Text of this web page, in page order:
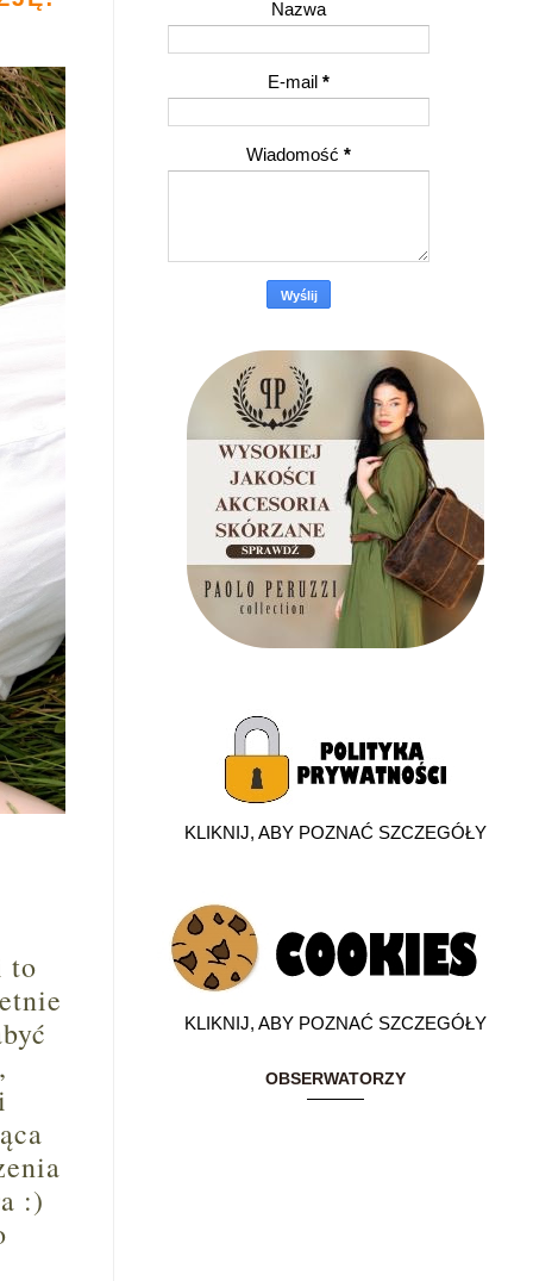
to
:)
Nazwa
E-mail*
Wiadomość*
KLIKNIJ, ABY POZNAĆ SZCZEGÓŁY
KLIKNIJ, ABY POZNAĆ SZCZEGÓŁY
OBSERWATORZY